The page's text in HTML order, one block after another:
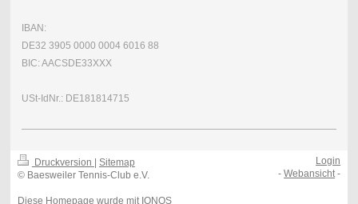
IBAN:
DE32 3905 0000 0004 6016 88
BIC: AACSDE33XXX
USt-IdNr.: DE181814715
Druckversion | Sitemap
© Baesweiler Tennis-Club e.V.
Diese Homepage wurde mit IONOS
Login
-Webansicht -